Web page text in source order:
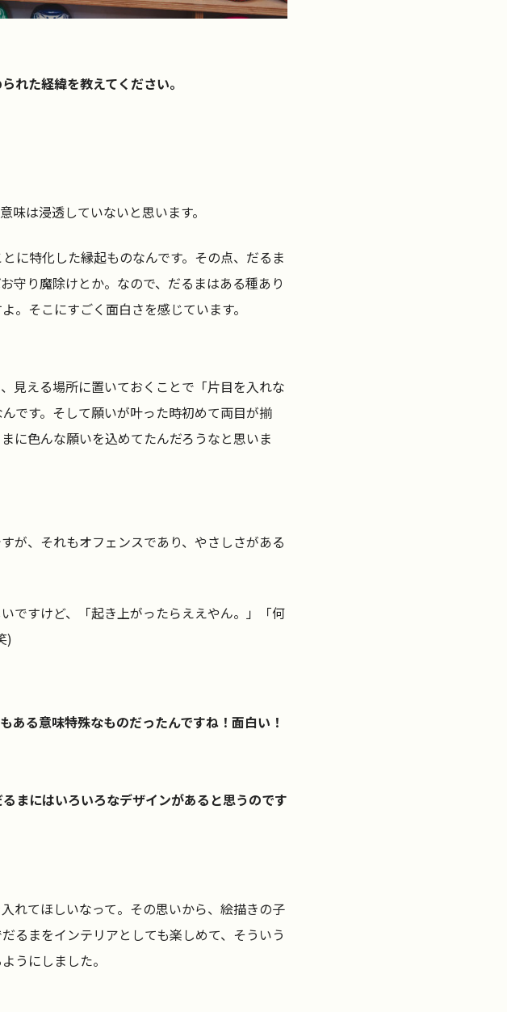
れた経緯を教えてください。
味は浸透していないと思います。
に特化した縁起ものなんです。その点、だるま
守り魔除けとか。なので、だるまはある種あり
。そこにすごく面白さを感じています。
見える場所に置いておくことで「片目を入れな
です。そして願いが叶った時初めて両目が揃
に色んな願いを込めてたんだろうなと思いま
が、それもオフェンスであり、やさしさがある
ですけど、「起き上がったらええやん。」「何
)
ある意味特殊なものだったんですね！面白い！
まにはいろいろなデザインがあると思うのです
れてほしいなって。その思いから、絵描きの子
るまをインテリアとしても楽しめて、そういう
うにしました。